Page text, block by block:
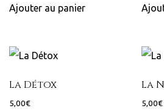
Ajouter au panier
La Détox
5,00€
La
5,00€
du
en